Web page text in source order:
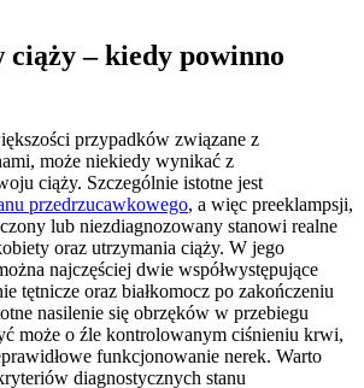
ciąży – kiedy powinno
przypadków związane z
może niekiedy wynikać z
ciąży. Szczególnie istotne jest
przedrzucawkowego, a więc preeklampsji,
lub niezdiagnozowany stanowi realne
oraz utrzymania ciąży. W jego
najczęściej dwie współwystępujące
tętnicze oraz białkomocz po zakończeniu
nasilenie się obrzęków w przebiegu
może o źle kontrolowanym ciśnieniu krwi,
funkcjonowanie nerek. Warto
diagnostycznych stanu